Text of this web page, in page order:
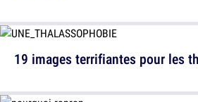
19 images terrifiantes pour les